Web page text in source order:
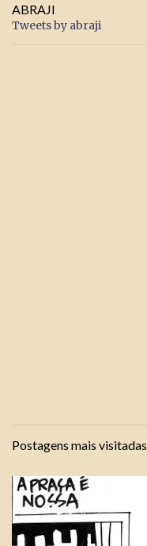
ABRAJI
Tweets by abraji
Postagens mais visitadas